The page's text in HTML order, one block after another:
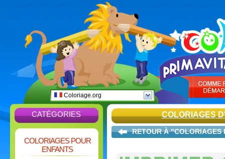
Coloriage.org
CATÉGORIES
COLORIAGES POUR
ENFANTS
COLORIAGES
RETOUR À "COLORIAGES